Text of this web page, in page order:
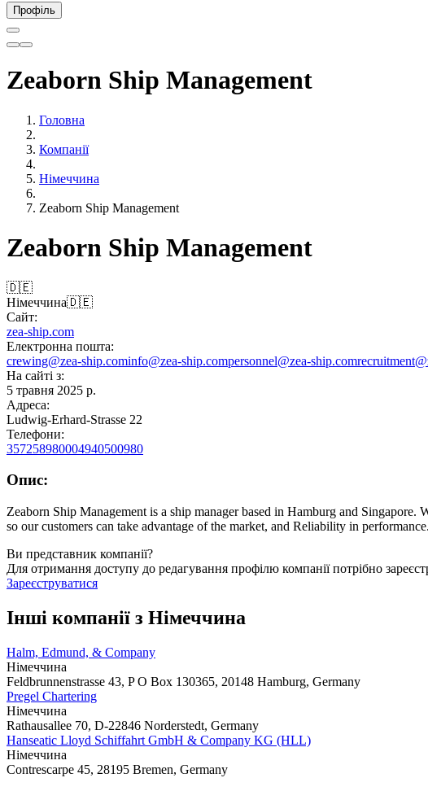
Профіль
Zeaborn Ship Management
Головна
Компанії
Німеччина
Zeaborn Ship Management
Zeaborn Ship Management
🇩🇪
Німеччина🇩🇪
Сайт:
zea-ship.com
Електронна пошта:
crewing@zea-ship.cominfo@zea-ship.compersonnel@zea-ship.com
На сайті з:
5 травня 2025 р.
Адреса:
Ludwig-Erhard-Strasse 22
Телефони:
357258980004940500980
Опис:
Zeaborn Ship Management is a ship manager based in Hamburg and
so our customers can take advantage of the market, and Reliability in performance.
Ви представник компанії?
Для отримання доступу до редагування профілю компанії потрібно
Зареєструватися
Інші компанії з Німеччина
Halm, Edmund, & Company
Німеччина
Feldbrunnenstrasse 43, P O Box 130365, 20148 Hamburg, Germany
Pregel Chartering
Німеччина
Rathausallee 70, D-22846 Norderstedt, Germany
Hanseatic Lloyd Schiffahrt GmbH & Company KG (HLL)
Німеччина
Contrescarpe 45, 28195 Bremen, Germany